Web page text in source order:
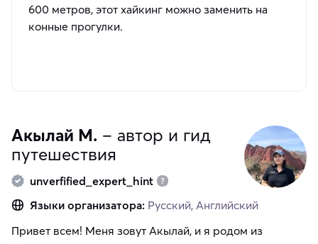
600 метров, этот хайкинг можно заменить на
конные прогулки.
Акылай М. – автор и гид
путешествия
unverfified_expert_hint
Языки организатора: Русский, Английский
Привет всем! Меня зовут Акылай, и я родом из